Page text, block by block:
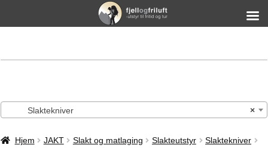
×
Slaktekniver
Hjem JAKT Slakt og matlaging Slakteutstyr
Slaktekniver